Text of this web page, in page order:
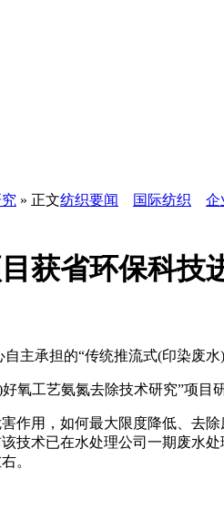
» 正文纺织要闻 国际纺织 企
获省环保科技
承担的“传统推流式(印染废水)
工艺氨氮去除技术研究”项目
用，如何最大限度降低、去除
技术已在水处理公司一期废水
。